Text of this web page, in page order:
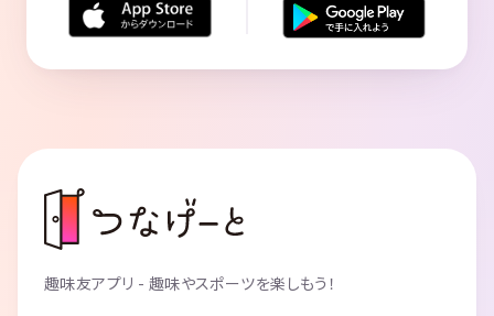
趣味友アプリ - 趣味やスポーツを楽しもう！